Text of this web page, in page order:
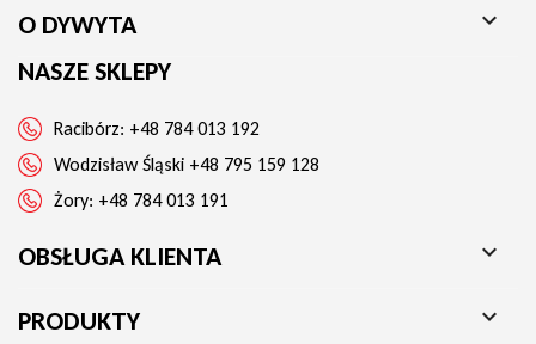
O DYWYTA 
NASZE SKLEPY
Racibórz: +48 784 013 192
Wodzisław Śląski +48 795 159 128
Żory: +48 784 013 191
OBSŁUGA KLIENTA 
PRODUKTY 